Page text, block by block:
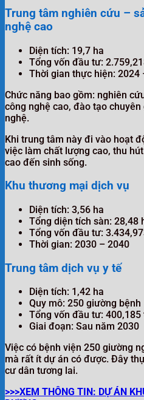
Trung tâm nghiên cứu –
nghệ cao
Diện tích: 19,7 ha
Tổng vốn đầu tư:
Thời gian thực hiện: 2024
Chức năng bao gồm: nghiên
công nghệ cao, đào tạo
nghệ.
Khi trung tâm này đi vào hoạt
việc làm chất lượng cao, thu
cao đến sinh sống.
Khu thương mại dịch vụ
Diện tích: 3,56 ha
Tổng diện tích sàn: 28,48
Tổng vốn đầu tư:
Thời gian: 2030 – 2040
Trung tâm dịch vụ y tế
Diện tích: 1,42 ha
Quy mô: 250 giường bệnh
Tổng vốn đầu tư: 400,185
Giai đoạn: Sau năm 2030
Việc có bệnh viện 250 giường
mà rất ít dự án có được. Đây
cư dân tương lai.
>>>XEM THÔNG TIN: DỰ ÁN